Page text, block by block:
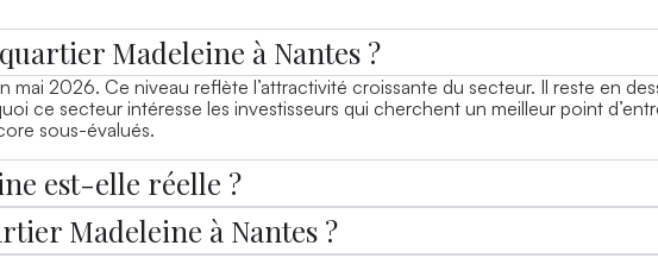
Madeleine à Nantes ?
mai 2026. Ce niveau reflète l’attractivité croissante du secteur. Il reste en
ce secteur intéresse les investisseurs qui cherchent un meilleur point
sous-évalués.
est-elle réelle ?
Madeleine à Nantes ?